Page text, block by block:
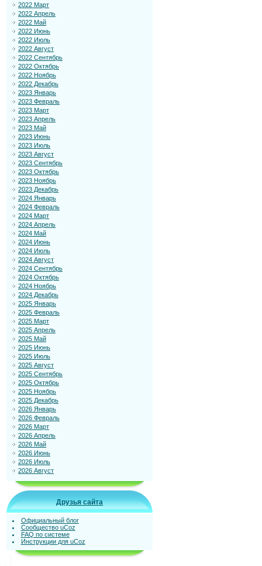
2022 Март
2022 Апрель
2022 Май
2022 Июнь
2022 Июль
2022 Август
2022 Сентябрь
2022 Октябрь
2022 Ноябрь
2022 Декабрь
2023 Январь
2023 Февраль
2023 Март
2023 Апрель
2023 Май
2023 Июнь
2023 Июль
2023 Август
2023 Сентябрь
2023 Октябрь
2023 Ноябрь
2023 Декабрь
2024 Январь
2024 Февраль
2024 Март
2024 Апрель
2024 Май
2024 Июнь
2024 Июль
2024 Август
2024 Сентябрь
2024 Октябрь
2024 Ноябрь
2024 Декабрь
2025 Январь
2025 Февраль
2025 Март
2025 Апрель
2025 Май
2025 Июнь
2025 Июль
2025 Август
2025 Сентябрь
2025 Октябрь
2025 Ноябрь
2025 Декабрь
2026 Январь
2026 Февраль
2026 Март
2026 Апрель
2026 Май
2026 Июнь
2026 Июль
2026 Август
Друзья сайта
Официальный блог
Сообщество uCoz
FAQ по системе
Инструкции для uCoz